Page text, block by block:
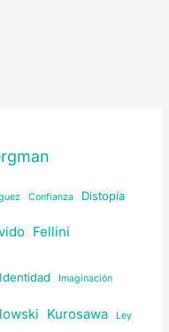
Confianza Distopía
Fellini
Identidad Imaginación
Kurosawa Ley